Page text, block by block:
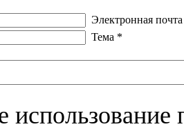
Электронная почта
Тема *